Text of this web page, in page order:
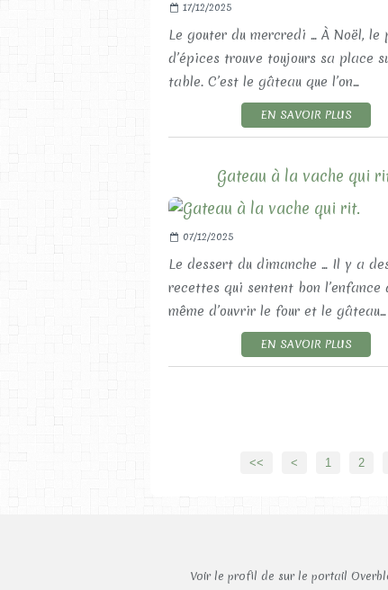
17/12/2025
Le gouter du mercredi ... À Noël, le
d’épices trouve toujours sa place
table. C’est le gâteau que l’on...
EN SAVOIR PLUS
Gateau à la vache qui
07/12/2025
Le dessert du dimanche ... Il y a
recettes qui sentent bon l’enfance
même d’ouvrir le four et le gâteau...
EN SAVOIR PLUS
<< < 1 2
Voir le profil de sur le portail